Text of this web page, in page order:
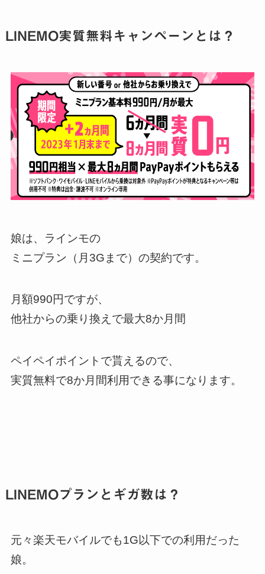
LINEMO実質無料キャンペーンとは？
娘は、ラインモの
ミニプラン（月3Gまで）の契約です。
月額990円ですが、
他社からの乗り換えで最大8か月間
ペイペイポイントで貰えるので、
実質無料で8か月間利用できる事になります。
LINEMOプランとギガ数は？
元々楽天モバイルでも1G以下での利用だった
娘。